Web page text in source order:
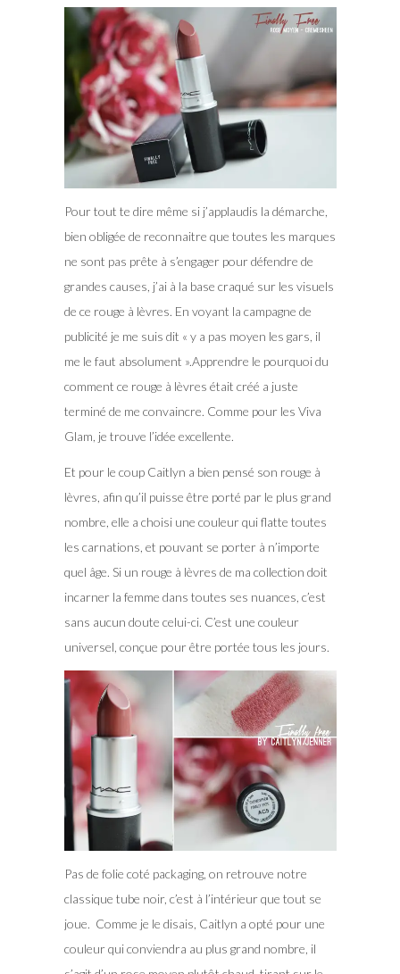
Pour tout te dire même si j’applaudis la démarche,
bien obligée de reconnaitre que toutes les marques
ne sont pas prête à s’engager pour défendre de
grandes causes, j’ai à la base craqué sur les visuels
de ce rouge à lèvres. En voyant la campagne de
publicité je me suis dit « y a pas moyen les gars, il
me le faut absolument ».Apprendre le pourquoi du
comment ce rouge à lèvres était créé a juste
terminé de me convaincre. Comme pour les Viva
Glam, je trouve l’idée excellente.
Et pour le coup Caitlyn a bien pensé son rouge à
lèvres, afin qu’il puisse être porté par le plus grand
nombre, elle a choisi une couleur qui flatte toutes
les carnations, et pouvant se porter à n’importe
quel âge. Si un rouge à lèvres de ma collection doit
incarner la femme dans toutes ses nuances, c’est
sans aucun doute celui-ci. C’est une couleur
universel, conçue pour être portée tous les jours.
Pas de folie coté packaging, on retrouve notre
classique tube noir, c’est à l’intérieur que tout se
joue. Comme je le disais, Caitlyn a opté pour une
couleur qui conviendra au plus grand nombre, il